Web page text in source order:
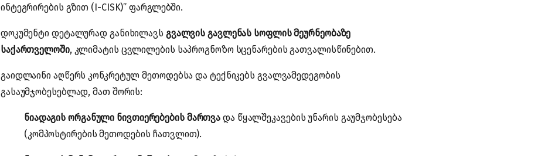
ინტეგრირების გზით (I-CISK)” ფარგლებში.
დოკუმენტი დეტალურად განიხილავს გვალვის გავლენას სოფლის მეურნეობაზე
საქართველოში, კლიმატის ცვლილების საპროგნოზო სცენარების გათვალისწინებით.
გაიდლაინი აღწერს კონკრეტულ მეთოდებსა და ტექნიკებს გვალვამედეგობის
გასაუმჯობესებლად, მათ შორის:
ნიადაგის ორგანული ნივთიერებების მართვა და წყალშეკავების უნარის გაუმჯობესება
(კომპოსტირების მეთოდების ჩათვლით).